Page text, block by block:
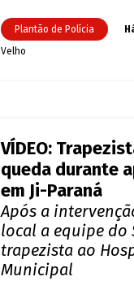
Plantão de Polícia
Velho
VÍDEO:
queda durante
em Ji-Paraná
Após a
local a equipe do
trapezista ao
Municipal